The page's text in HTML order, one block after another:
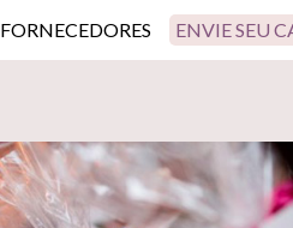
FORNECEDORES ENVIE SEU